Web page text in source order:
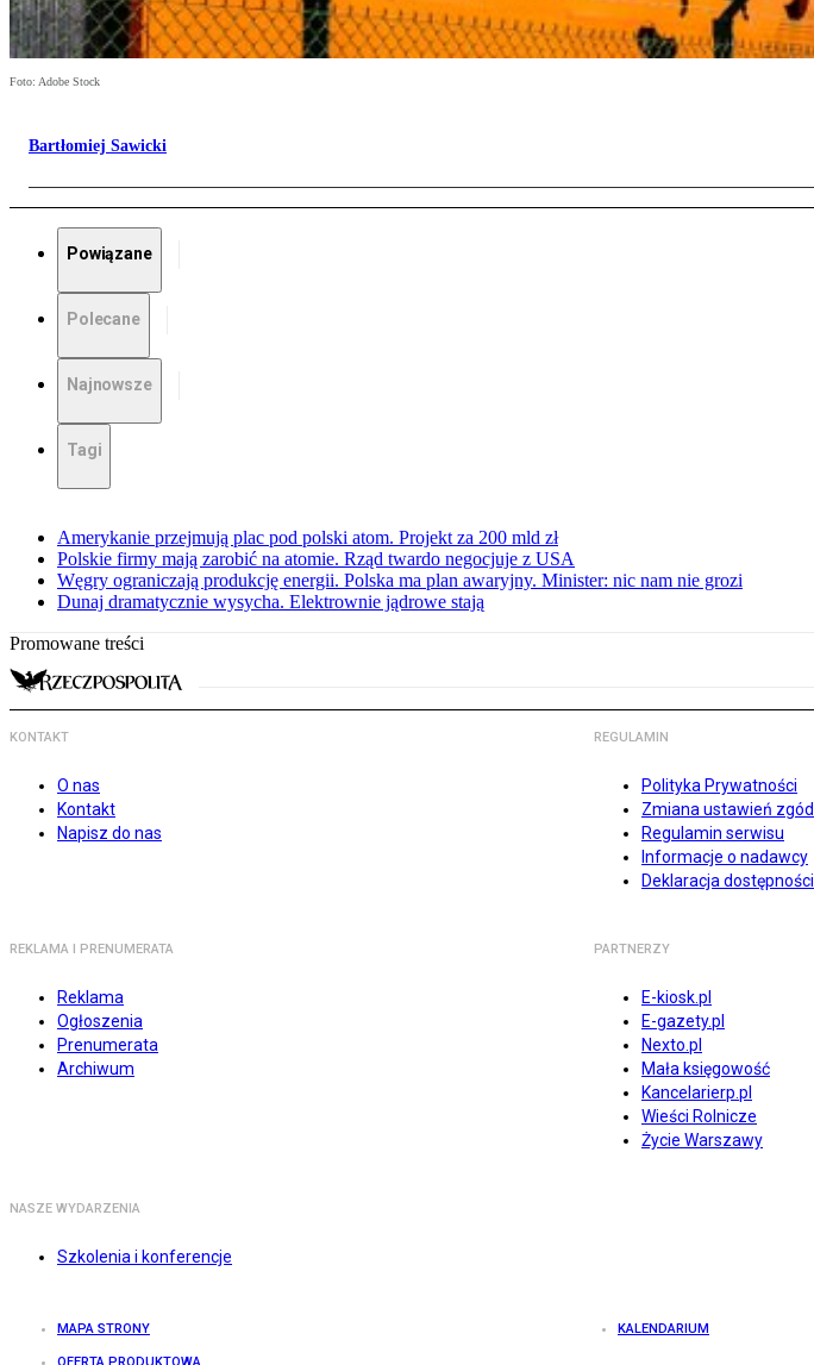
Foto: Adobe Stock
Bartłomiej Sawicki
Powiązane
Polecane
Najnowsze
Tagi
Amerykanie przejmują plac pod polski atom. Projekt za 200 mld zł
Polskie firmy mają zarobić na atomie. Rząd twardo negocjuje z USA
Węgry ograniczają produkcję energii. Polska ma plan awaryjny. Minister: nic nam nie grozi
Dunaj dramatycznie wysycha. Elektrownie jądrowe stają
Promowane treści
KONTAKT
O nas
Kontakt
Napisz do nas
REGULAMIN
Polityka Prywatności
Zmiana ustawień zgód
Regulamin serwisu
Informacje o nadawcy
Deklaracja dostępności
REKLAMA I PRENUMERATA
Reklama
Ogłoszenia
Prenumerata
Archiwum
PARTNERZY
E-kiosk.pl
E-gazety.pl
Nexto.pl
Mała księgowość
Kancelarierp.pl
Wieści Rolnicze
Życie Warszawy
NASZE WYDARZENIA
Szkolenia i konferencje
MAPA STRONY KALENDARIUM